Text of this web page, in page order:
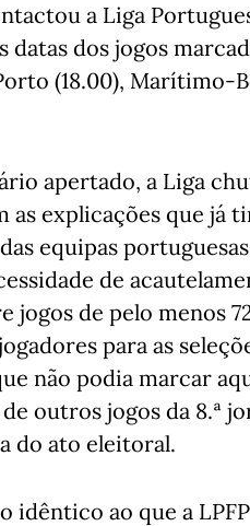
a Liga
datas dos jogos
(18.00), Marítimo-
apertado, a Liga
as explicações que já
equipas
de
jogos de pelo menos
para as
não podia marcar
outros jogos da 8.ª
do ato eleitoral.
idêntico ao que a